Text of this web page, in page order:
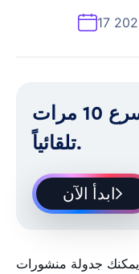
نمو أسرع 10 مرات Instagram .
تلقائياً.
ابدأ الآن
يمكنك جدولة منشورات Instagram للمساعدة في أتمتة